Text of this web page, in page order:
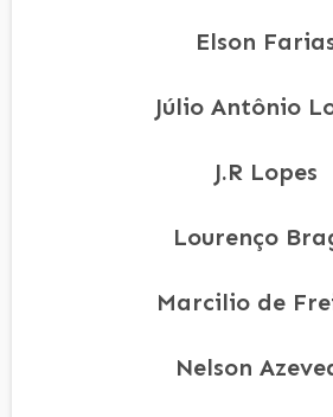
Elson
Júlio Antônio
J.R Lopes
Lourenço
Marcilio de
Nelson